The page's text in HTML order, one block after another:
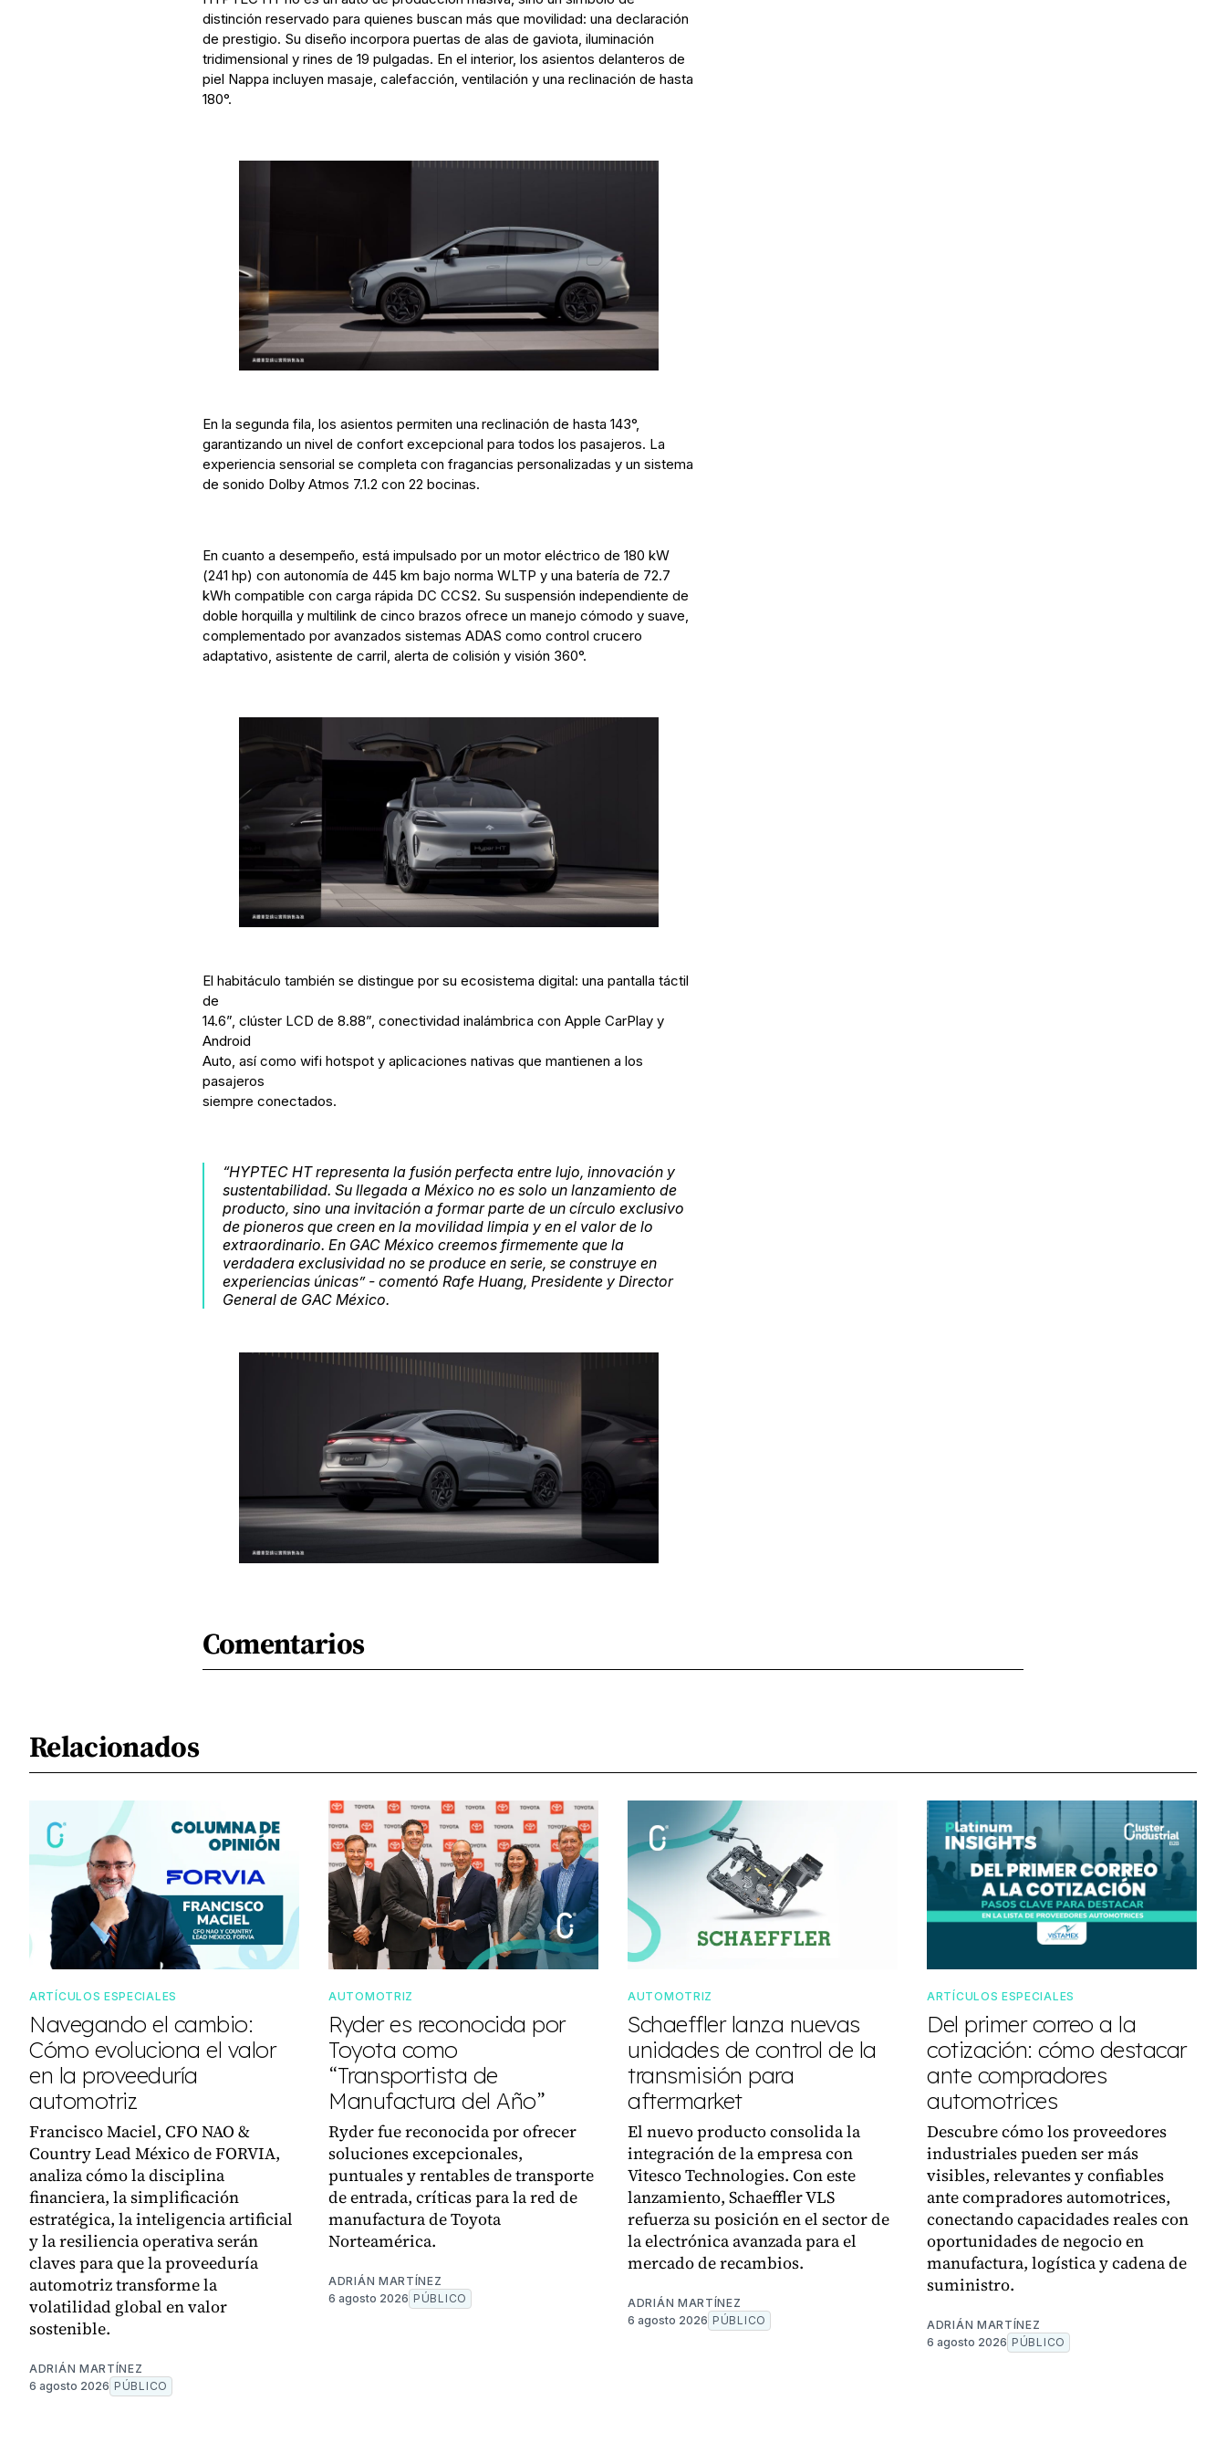
distinción reservado para quienes buscan más que movilidad: una declaración
de prestigio. Su diseño incorpora puertas de alas de gaviota, iluminación
tridimensional y rines de 19 pulgadas. En el interior, los asientos delanteros de
piel Nappa incluyen masaje, calefacción, ventilación y una reclinación de hasta
180°.
En la segunda fila, los asientos permiten una reclinación de hasta 143°,
garantizando un nivel de confort excepcional para todos los pasajeros. La
experiencia sensorial se completa con fragancias personalizadas y un sistema
de sonido Dolby Atmos 7.1.2 con 22 bocinas.
En cuanto a desempeño, está impulsado por un motor eléctrico de 180 kW
(241 hp) con autonomía de 445 km bajo norma WLTP y una batería de 72.7
kWh compatible con carga rápida DC CCS2. Su suspensión independiente de
doble horquilla y multilink de cinco brazos ofrece un manejo cómodo y suave,
complementado por avanzados sistemas ADAS como control crucero
adaptativo, asistente de carril, alerta de colisión y visión 360°.
El habitáculo también se distingue por su ecosistema digital: una pantalla táctil
de
14.6”, clúster LCD de 8.88”, conectividad inalámbrica con Apple CarPlay y
Android
Auto, así como wifi hotspot y aplicaciones nativas que mantienen a los
pasajeros
siempre conectados.
“HYPTEC HT representa la fusión perfecta entre lujo, innovación y
sustentabilidad. Su llegada a México no es solo un lanzamiento de
producto, sino una invitación a formar parte de un círculo exclusivo
de pioneros que creen en la movilidad limpia y en el valor de lo
extraordinario. En GAC México creemos firmemente que la
verdadera exclusividad no se produce en serie, se construye en
experiencias únicas” - comentó Rafe Huang, Presidente y Director
General de GAC México.
Comentarios
Relacionados
ARTÍCULOS ESPECIALES
Navegando el cambio:
Cómo evoluciona el valor
en la proveeduría
automotriz
Francisco Maciel, CFO NAO &
Country Lead México de FORVIA,
analiza cómo la disciplina
financiera, la simplificación
estratégica, la inteligencia artificial
y la resiliencia operativa serán
claves para que la proveeduría
automotriz transforme la
volatilidad global en valor
sostenible.
ADRIÁN MARTÍNEZ
6 agosto 2026 PÚBLICO
AUTOMOTRIZ
Ryder es reconocida por
Toyota como
“Transportista de
Manufactura del Año”
Ryder fue reconocida por ofrecer
soluciones excepcionales,
puntuales y rentables de transporte
de entrada, críticas para la red de
manufactura de Toyota
Norteamérica.
ADRIÁN MARTÍNEZ
6 agosto 2026 PÚBLICO
AUTOMOTRIZ
Schaeffler lanza nuevas
unidades de control de la
transmisión para
aftermarket
El nuevo producto consolida la
integración de la empresa con
Vitesco Technologies. Con este
lanzamiento, Schaeffler VLS
refuerza su posición en el sector de
la electrónica avanzada para el
mercado de recambios.
ADRIÁN MARTÍNEZ
6 agosto 2026 PÚBLICO
ARTÍCULOS ESPECIALES
Del primer correo a la
cotización: cómo destacar
ante compradores
automotrices
Descubre cómo los proveedores
industriales pueden ser más
visibles, relevantes y confiables
ante compradores automotrices,
conectando capacidades reales con
oportunidades de negocio en
manufactura, logística y cadena de
suministro.
ADRIÁN MARTÍNEZ
6 agosto 2026 PÚBLICO